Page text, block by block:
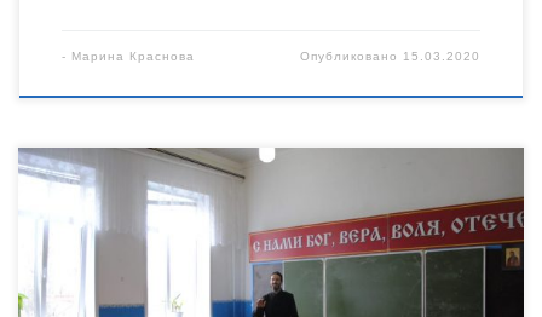
- Марина Краснова Опубликовано 15.03.2020
12 марта в Уваровщинской средней общеобразовательной
школе Кирсанова состоялась встреча обучающихся со
священнослужителями: клириком Космодамиановского храма
города Кирсанова священником Алексеем Битулиным и
настоятелем Свято-Троицкого храма села Оржевка Уметского